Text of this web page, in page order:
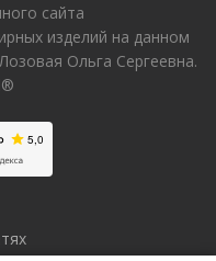
сайта
изделий на данном
Ольга Сергеевна.